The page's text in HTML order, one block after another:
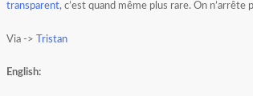
transparent, c’est quand même plus rare. On n’arrête
Via -> Tristan
English: